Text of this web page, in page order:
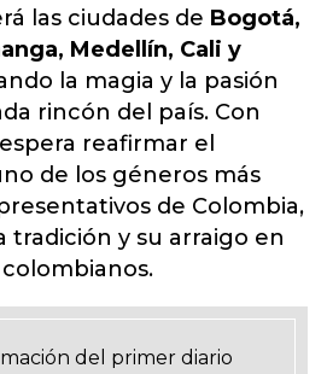
las ciudades de Bogotá,
Medellín, Cali y
la magia y la pasión
rincón del país. Con
reafirmar el
de los géneros más
de Colombia,
tradición y su arraigo en
del primer diario